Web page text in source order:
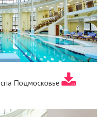
Подмосковье